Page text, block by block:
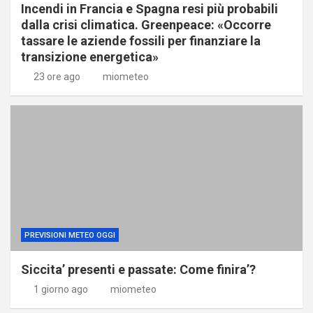
Incendi in Francia e Spagna resi più probabili
dalla crisi climatica. Greenpeace: «Occorre
tassare le aziende fossili per finanziare la
transizione energetica»
23 ore ago miometeo
PREVISIONI METEO OGGI
Siccita’ presenti e passate: Come finira’?
1 giorno ago miometeo